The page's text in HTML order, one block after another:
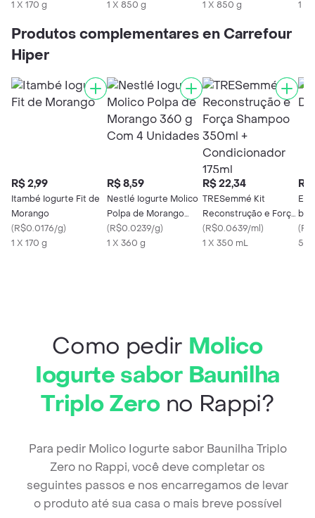
1 X 170 g
1 X 850 g
1 X 850 g
1 x
Produtos complementares en Carrefour
Hiper
R$ 2,99
Itambé Iogurte Fit de
Morango
(R$0.0176/g)
1 X 170 g
R$ 8,59
Nestlé Iogurte Molico
Polpa de Morango
360 g Com 4
Unidades
(R$0.0239/g)
1 X 360 g
R$ 22,34
TRESemmé Kit
Reconstrução e Força
Shampoo 350ml +
Condicionador 175ml
(R$0.0639/ml)
1 X 350 mL
R$
(
Como pedir Molico
Iogurte sabor Baunilha
Triplo Zerono Rappi?
Para pedir Molico Iogurte sabor Baunilha Triplo
Zero no Rappi, você deve completar os
seguintes passos e nos encarregamos de levar
o produto até sua casa o mais breve possível